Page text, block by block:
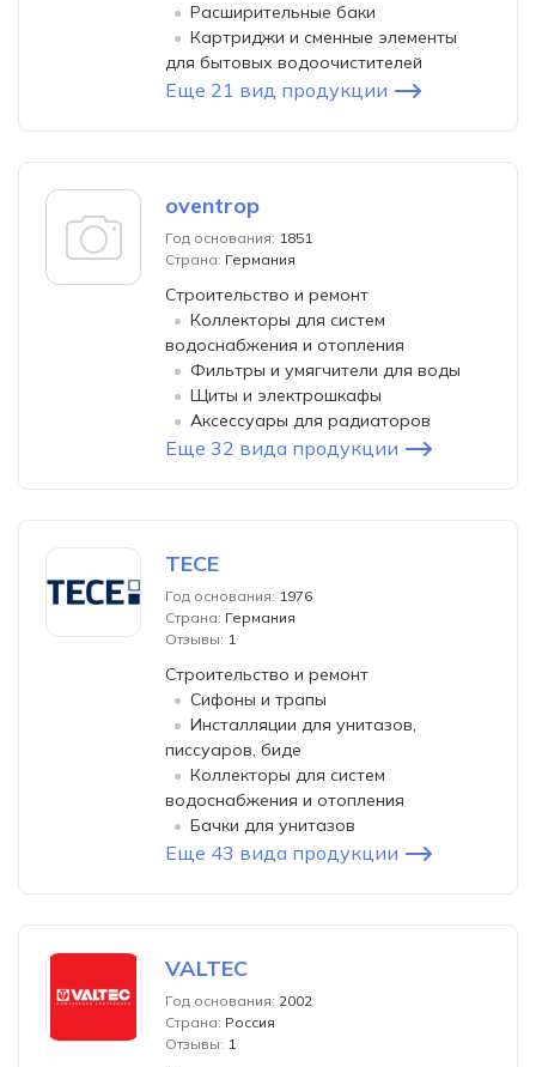
Расширительные баки
Картриджи и сменные элементы
для бытовых водоочистителей
Еще 21 вид продукции
oventrop
Год основания: 1851
Страна: Германия
Строительство и ремонт
Коллекторы для систем
водоснабжения и отопления
Фильтры и умягчители для воды
Щиты и электрошкафы
Аксессуары для радиаторов
Еще 32 вида продукции
TECE
Год основания: 1976
Страна: Германия
Отзывы: 1
Строительство и ремонт
Сифоны и трапы
Инсталляции для унитазов,
писсуаров, биде
Коллекторы для систем
водоснабжения и отопления
Бачки для унитазов
Еще 43 вида продукции
VALTEC
Год основания: 2002
Страна: Россия
Отзывы: 1